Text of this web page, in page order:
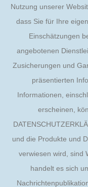
Nutzung unserer
dass Sie für Ihre
Einschätzungen
angebotenen
Zusicherungen und
präsentierten
Informationen,
erscheinen,
und die Produkte und
verwiesen wird, sind
handelt es sich